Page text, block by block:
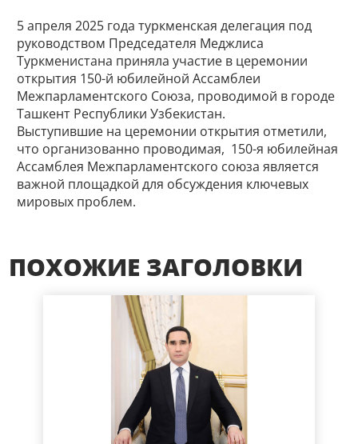
5 апреля 2025 года туркменская делегация под
руководством Председателя Меджлиса
Туркменистана приняла участие в церемонии
открытия 150-й юбилейной Ассамблеи
Межпарламентского Союза, проводимой в городе
Ташкент Республики Узбекистан.
Выступившие на церемонии открытия отметили,
что организованно проводимая, 150-я юбилейная
Ассамблея Межпарламентского союза является
важной площадкой для обсуждения ключевых
мировых проблем.
ПОХОЖИЕ ЗАГОЛОВКИ